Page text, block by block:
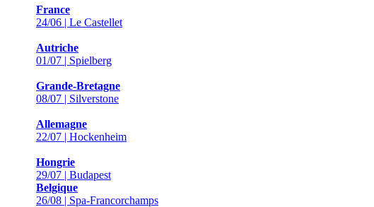
France
24/06 | Le Castellet
Autriche
01/07 | Spielberg
Grande-Bretagne
08/07 | Silverstone
Allemagne
22/07 | Hockenheim
Hongrie
29/07 | Budapest
Belgique
26/08 | Spa-Francorchamps